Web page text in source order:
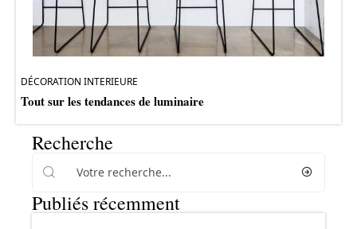
DÉCORATION INTERIEURE
Tout sur les tendances de luminaire
Recherche
Publiés récemment